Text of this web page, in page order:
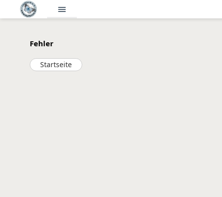
menu
Fehler
Startseite